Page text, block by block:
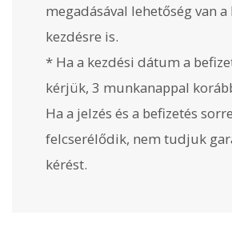
megadásával lehetőség van
kezdésre is.
* Ha a kezdési dátum a
kérjük, 3 munkanappal
Ha a jelzés és a befizetés
felcserélődik, nem tudjuk
kérést.